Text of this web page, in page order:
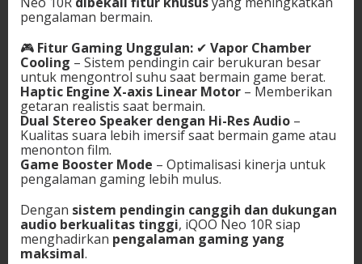
pengalaman bermain.
🎮 Fitur Gaming Unggulan: ✔ Vapor Chamber
Cooling – Sistem pendingin cair berukuran besar
untuk mengontrol suhu saat bermain game berat.
Haptic Engine X-axis Linear Motor – Memberikan
getaran realistis saat bermain.
Dual Stereo Speaker dengan Hi-Res Audio –
Kualitas suara lebih imersif saat bermain game atau
menonton film.
Game Booster Mode – Optimalisasi kinerja untuk
pengalaman gaming lebih mulus.
Dengan sistem pendingin canggih dan dukungan
audio berkualitas tinggi, iQOO Neo 10R siap
menghadirkan pengalaman gaming yang
maksimal.